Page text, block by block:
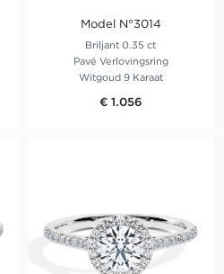
Model N°3014
Briljant 0.35 ct
Pavé Verlovingsring
Witgoud 9 Karaat
€ 1.056